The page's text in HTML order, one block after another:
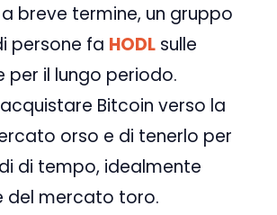
breve termine, un gruppo
persone fa HODL sulle
il lungo periodo.
Bitcoin verso la
orso e di tenerlo per
di tempo, idealmente
del mercato toro.